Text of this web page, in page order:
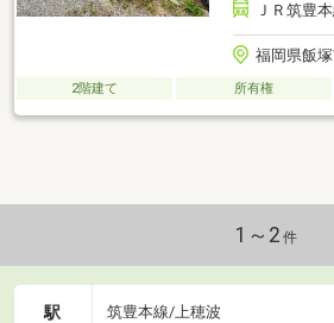
ＪＲ筑豊
福岡県飯
2階建て 所有権
1～2 件
駅 筑豊本線/上穂波